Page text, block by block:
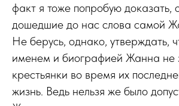
факт я тоже попробую доказать,
дошедшие до нас слова самой
Не берусь, однако, утверждать,
именем и биографией Жанна не
крестьянки во время их
жизнь. Ведь нельзя же было